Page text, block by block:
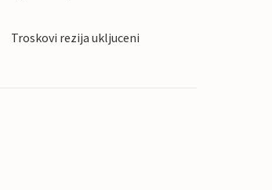
Troskovi rezija ukljuceni